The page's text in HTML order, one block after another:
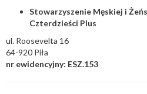
Stowarzyszenie Męskiej i
Czterdzieści Plus
ul. Roosevelta 16
64-920 Piła
nr ewidencyjny: ESZ.153